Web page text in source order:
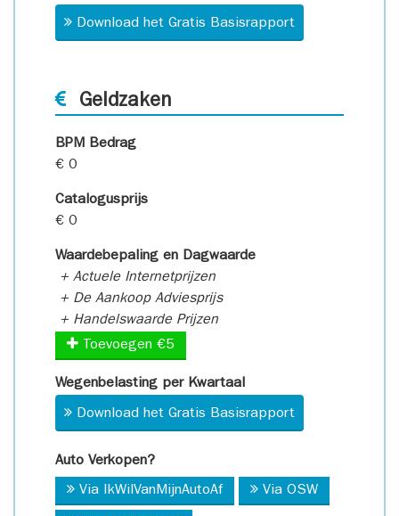
Download het Gratis Basisrapport
Geldzaken
BPM Bedrag
€ 0
Catalogusprijs
€ 0
Waardebepaling en Dagwaarde
+ Actuele Internetprijzen
+ De Aankoop Adviesprijs
+ Handelswaarde Prijzen
Toevoegen €5
Wegenbelasting per Kwartaal
Download het Gratis Basisrapport
Auto Verkopen?
Via IkWilVanMijnAutoAf Via OSW